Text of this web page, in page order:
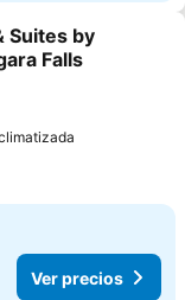
Suites by
Falls
Ver precios